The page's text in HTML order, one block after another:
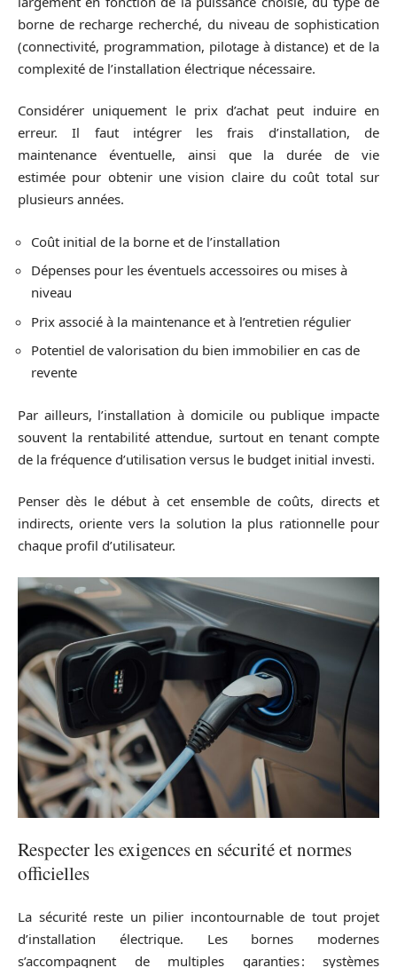
borne de recharge recherché, du niveau de sophistication
(connectivité, programmation, pilotage à distance) et de la
complexité de l’installation électrique nécessaire.
Considérer uniquement le prix d’achat peut induire en
erreur. Il faut intégrer les frais d’installation, de
maintenance éventuelle, ainsi que la durée de vie
estimée pour obtenir une vision claire du coût total sur
plusieurs années.
Coût initial de la borne et de l’installation
Dépenses pour les éventuels accessoires ou mises à
niveau
Prix associé à la maintenance et à l’entretien régulier
Potentiel de valorisation du bien immobilier en cas de
revente
Par ailleurs, l’installation à domicile ou publique impacte
souvent la rentabilité attendue, surtout en tenant compte
de la fréquence d’utilisation versus le budget initial investi.
Penser dès le début à cet ensemble de coûts, directs et
indirects, oriente vers la solution la plus rationnelle pour
chaque profil d’utilisateur.
Respecter les exigences en sécurité et normes
officielles
La sécurité reste un pilier incontournable de tout projet
d’installation électrique. Les bornes modernes
s’accompagnent de multiples garanties : systèmes